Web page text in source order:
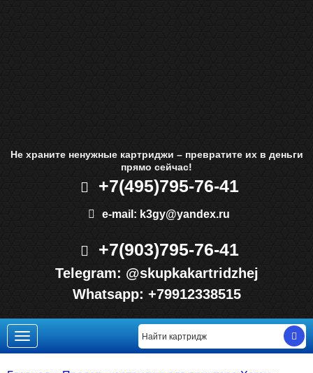
Не храните ненужные картриджи – превратите их в деньги
прямо сейчас!
+7(495)795-76-41
e-mail: k3gy@yandex.ru
+7(903)795-76-41
Telegram: @skupkakartridzhej
Whatsapp: +79912338515
Toggle
navigation